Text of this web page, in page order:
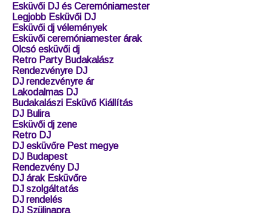
Esküvői DJ és Ceremóniamester
Legjobb Esküvői DJ
Esküvői dj vélemények
Esküvői ceremóniamester árak
Olcsó esküvői dj
Retro Party Budakalász
Rendezvényre DJ
DJ rendezvényre ár
Lakodalmas DJ
Budakalászi Esküvő Kiállítás
DJ Bulira
Esküvői dj zene
Retro DJ
DJ esküvőre Pest megye
DJ Budapest
Rendezvény DJ
DJ árak Esküvőre
DJ szolgáltatás
DJ rendelés
DJ Szülinapra